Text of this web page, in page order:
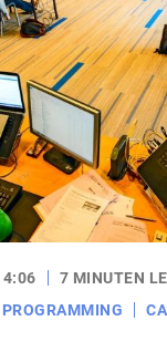
7 MINUTEN
PROGRAMMING